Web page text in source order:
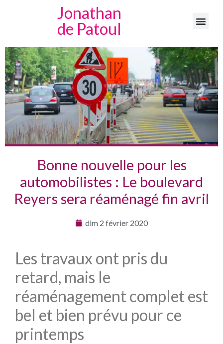
Jonathan
de Patoul
Bonne nouvelle pour les
automobilistes : Le boulevard
Reyers sera réaménagé fin avril
dim 2 février 2020
Les travaux ont pris du
retard, mais le
réaménagement complet est
bel et bien prévu pour ce
printemps